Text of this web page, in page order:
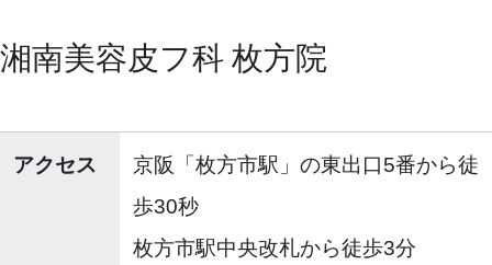
湘南美容皮フ科 枚方院
アクセス
京阪「枚方市駅」の東出口5番から徒
歩30秒
枚方市駅中央改札から徒歩3分